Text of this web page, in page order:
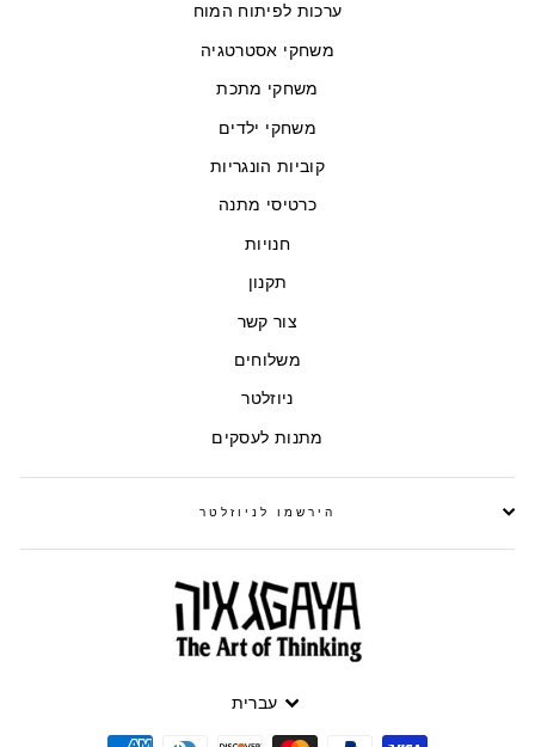
ערכות לפיתוח המוח
משחקי אסטרטגיה
משחקי מתכת
משחקי ילדים
קוביות הונגריות
כרטיסי מתנה
חנויות
תקנון
צור קשר
משלוחים
ניוזלטר
מתנות לעסקים
הירשמו לניוזלטר
עברית